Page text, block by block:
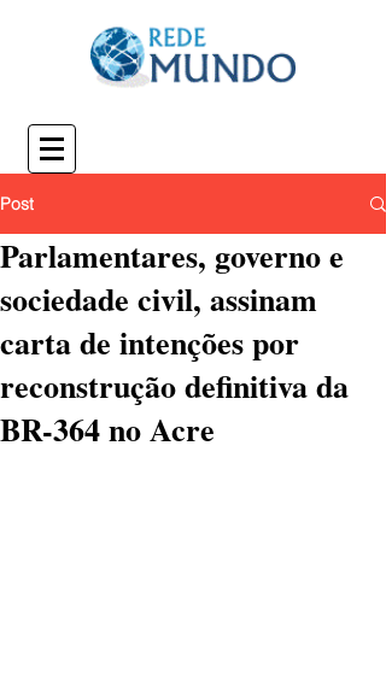
Post
Parlamentares, governo e
sociedade civil, assinam
carta de intenções por
reconstrução definitiva da
BR-364 no Acre